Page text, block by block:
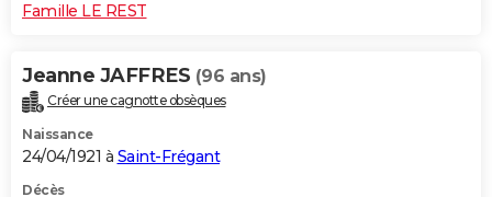
Famille LE REST
Jeanne JAFFRES (96 ans)
Créer une cagnotte obsèques
Naissance
24/04/1921 à Saint-Frégant
Décès